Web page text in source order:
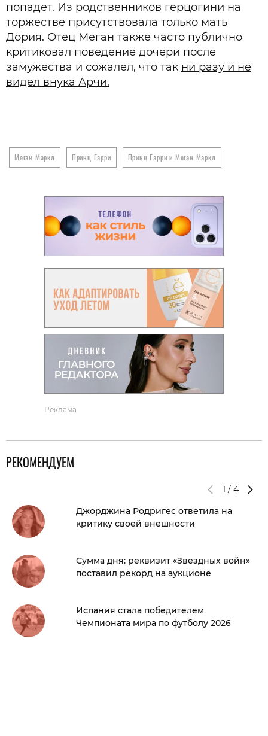
попадет. Из родственников герцогини на
торжестве присутствовала только мать
Дория. Отец Меган также часто публично
критиковал поведение дочери после
замужества и сожалел, что так ни разу и не
видел внука Арчи.
Меган Маркл Принц Гарри Принц Гарри и Меган Маркл
Реклама
РЕКОМЕНДУЕМ
1 / 4
Джорджина Родригес ответила на
критику своей внешности
Сумма дня: реквизит «Звездных войн»
поставил рекорд на аукционе
Испания стала победителем
Чемпионата мира по футболу 2026